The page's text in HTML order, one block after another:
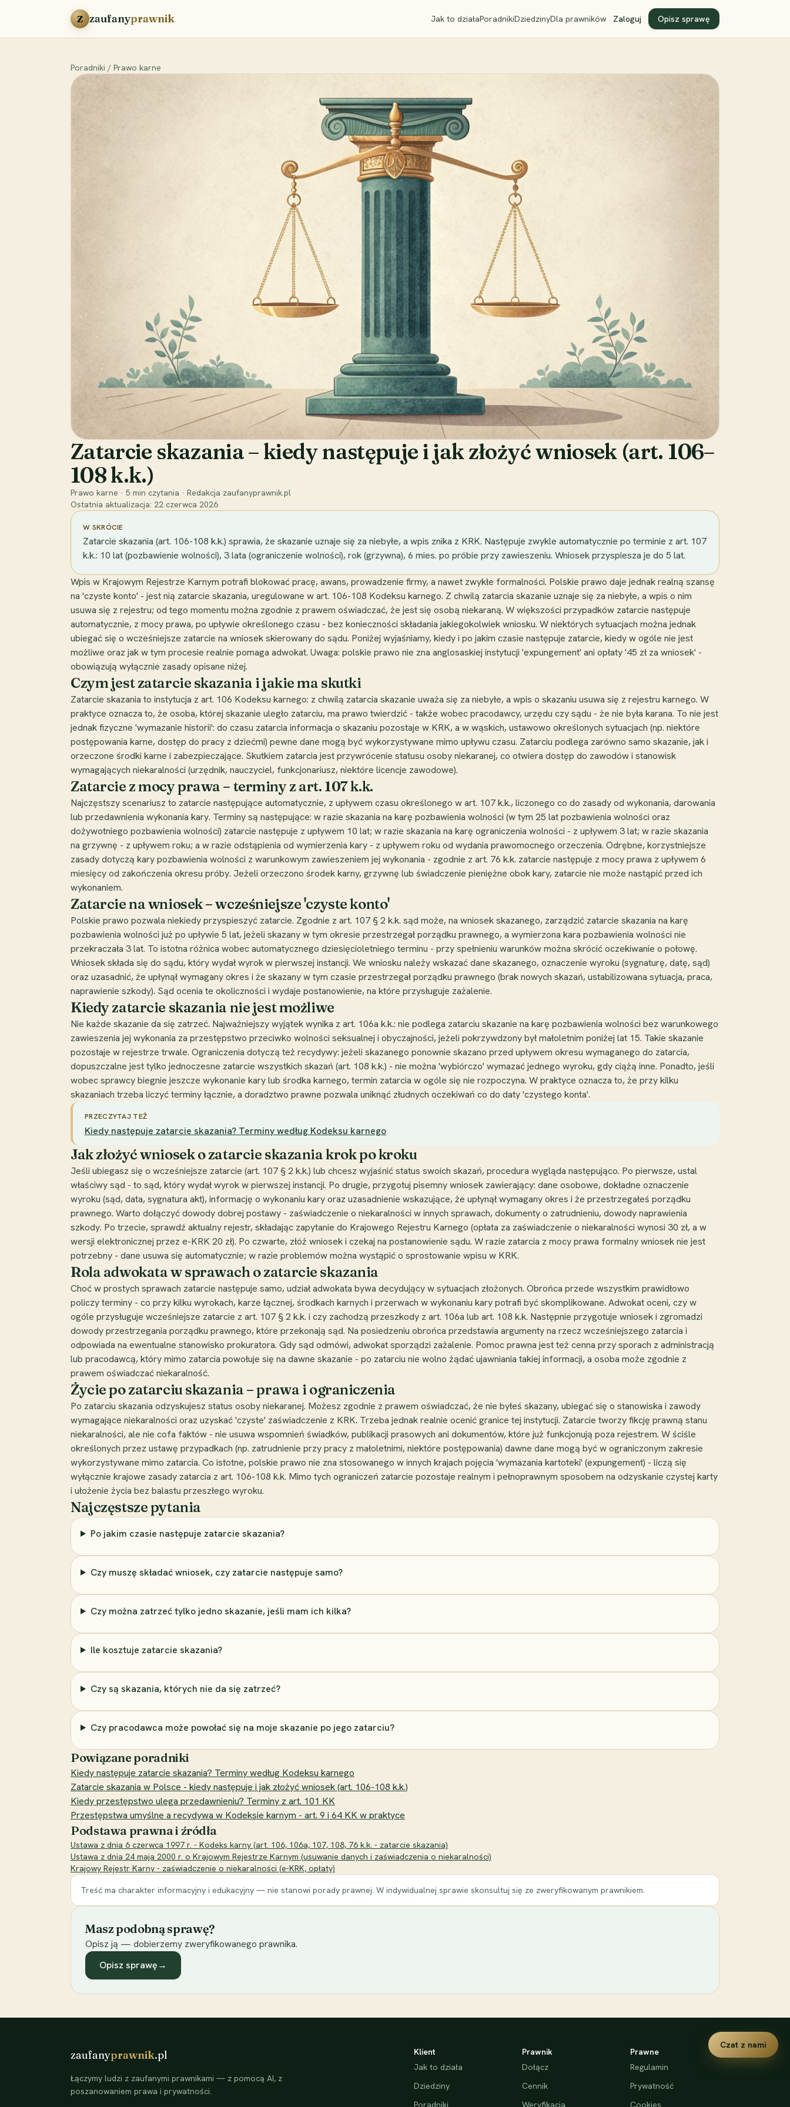
Przejdź do treści
Z zaufanyprawnik Jak to działaPoradnikiDziedzinyDla prawników Zaloguj Opisz sprawę
Poradniki / Prawo karne
Zatarcie skazania – kiedy następuje i jak złożyć wniosek (art. 106–
108 k.k.)
Prawo karne · 5 min czytania · Redakcja zaufanyprawnik.pl
Ostatnia aktualizacja: 22 czerwca 2026
W SKRÓCIE
Zatarcie skazania (art. 106-108 k.k.) sprawia, że skazanie uznaje się za niebyłe, a wpis znika z KRK. Następuje zwykle automatycznie po terminie z art. 107
k.k.: 10 lat (pozbawienie wolności), 3 lata (ograniczenie wolności), rok (grzywna), 6 mies. po próbie przy zawieszeniu. Wniosek przyspiesza je do 5 lat.
Wpis w Krajowym Rejestrze Karnym potrafi blokować pracę, awans, prowadzenie firmy, a nawet zwykłe formalności. Polskie prawo daje jednak realną szansę
na 'czyste konto' - jest nią zatarcie skazania, uregulowane w art. 106-108 Kodeksu karnego. Z chwilą zatarcia skazanie uznaje się za niebyłe, a wpis o nim
usuwa się z rejestru; od tego momentu można zgodnie z prawem oświadczać, że jest się osobą niekaraną. W większości przypadków zatarcie następuje
automatycznie, z mocy prawa, po upływie określonego czasu - bez konieczności składania jakiegokolwiek wniosku. W niektórych sytuacjach można jednak
ubiegać się o wcześniejsze zatarcie na wniosek skierowany do sądu. Poniżej wyjaśniamy, kiedy i po jakim czasie następuje zatarcie, kiedy w ogóle nie jest
możliwe oraz jak w tym procesie realnie pomaga adwokat. Uwaga: polskie prawo nie zna anglosaskiej instytucji 'expungement' ani opłaty '45 zł za wniosek' -
obowiązują wyłącznie zasady opisane niżej.
Czym jest zatarcie skazania i jakie ma skutki
Zatarcie skazania to instytucja z art. 106 Kodeksu karnego: z chwilą zatarcia skazanie uważa się za niebyłe, a wpis o skazaniu usuwa się z rejestru karnego. W
praktyce oznacza to, że osoba, której skazanie uległo zatarciu, ma prawo twierdzić - także wobec pracodawcy, urzędu czy sądu - że nie była karana. To nie jest
jednak fizyczne 'wymazanie historii': do czasu zatarcia informacja o skazaniu pozostaje w KRK, a w wąskich, ustawowo określonych sytuacjach (np. niektóre
postępowania karne, dostęp do pracy z dziećmi) pewne dane mogą być wykorzystywane mimo upływu czasu. Zatarciu podlega zarówno samo skazanie, jak i
orzeczone środki karne i zabezpieczające. Skutkiem zatarcia jest przywrócenie statusu osoby niekaranej, co otwiera dostęp do zawodów i stanowisk
wymagających niekaralności (urzędnik, nauczyciel, funkcjonariusz, niektóre licencje zawodowe).
Zatarcie z mocy prawa – terminy z art. 107 k.k.
Najczęstszy scenariusz to zatarcie następujące automatycznie, z upływem czasu określonego w art. 107 k.k., liczonego co do zasady od wykonania, darowania
lub przedawnienia wykonania kary. Terminy są następujące: w razie skazania na karę pozbawienia wolności (w tym 25 lat pozbawienia wolności oraz
dożywotniego pozbawienia wolności) zatarcie następuje z upływem 10 lat; w razie skazania na karę ograniczenia wolności - z upływem 3 lat; w razie skazania
na grzywnę - z upływem roku; a w razie odstąpienia od wymierzenia kary - z upływem roku od wydania prawomocnego orzeczenia. Odrębne, korzystniejsze
zasady dotyczą kary pozbawienia wolności z warunkowym zawieszeniem jej wykonania - zgodnie z art. 76 k.k. zatarcie następuje z mocy prawa z upływem 6
miesięcy od zakończenia okresu próby. Jeżeli orzeczono środek karny, grzywnę lub świadczenie pieniężne obok kary, zatarcie nie może nastąpić przed ich
wykonaniem.
Zatarcie na wniosek – wcześniejsze 'czyste konto'
Polskie prawo pozwala niekiedy przyspieszyć zatarcie. Zgodnie z art. 107 § 2 k.k. sąd może, na wniosek skazanego, zarządzić zatarcie skazania na karę
pozbawienia wolności już po upływie 5 lat, jeżeli skazany w tym okresie przestrzegał porządku prawnego, a wymierzona kara pozbawienia wolności nie
przekraczała 3 lat. To istotna różnica wobec automatycznego dziesięcioletniego terminu - przy spełnieniu warunków można skrócić oczekiwanie o połowę.
Wniosek składa się do sądu, który wydał wyrok w pierwszej instancji. We wniosku należy wskazać dane skazanego, oznaczenie wyroku (sygnaturę, datę, sąd)
oraz uzasadnić, że upłynął wymagany okres i że skazany w tym czasie przestrzegał porządku prawnego (brak nowych skazań, ustabilizowana sytuacja, praca,
naprawienie szkody). Sąd ocenia te okoliczności i wydaje postanowienie, na które przysługuje zażalenie.
Kiedy zatarcie skazania nie jest możliwe
Nie każde skazanie da się zatrzeć. Najważniejszy wyjątek wynika z art. 106a k.k.: nie podlega zatarciu skazanie na karę pozbawienia wolności bez warunkowego
zawieszenia jej wykonania za przestępstwo przeciwko wolności seksualnej i obyczajności, jeżeli pokrzywdzony był małoletnim poniżej lat 15. Takie skazanie
pozostaje w rejestrze trwale. Ograniczenia dotyczą też recydywy: jeżeli skazanego ponownie skazano przed upływem okresu wymaganego do zatarcia,
dopuszczalne jest tylko jednoczesne zatarcie wszystkich skazań (art. 108 k.k.) - nie można 'wybiórczo' wymazać jednego wyroku, gdy ciążą inne. Ponadto, jeśli
wobec sprawcy biegnie jeszcze wykonanie kary lub środka karnego, termin zatarcia w ogóle się nie rozpoczyna. W praktyce oznacza to, że przy kilku
skazaniach trzeba liczyć terminy łącznie, a doradztwo prawne pozwala uniknąć złudnych oczekiwań co do daty 'czystego konta'.
PRZECZYTAJ TEŻ
Kiedy następuje zatarcie skazania? Terminy według Kodeksu karnego
Jak złożyć wniosek o zatarcie skazania krok po kroku
Jeśli ubiegasz się o wcześniejsze zatarcie (art. 107 § 2 k.k.) lub chcesz wyjaśnić status swoich skazań, procedura wygląda następująco. Po pierwsze, ustal
właściwy sąd - to sąd, który wydał wyrok w pierwszej instancji. Po drugie, przygotuj pisemny wniosek zawierający: dane osobowe, dokładne oznaczenie
wyroku (sąd, data, sygnatura akt), informację o wykonaniu kary oraz uzasadnienie wskazujące, że upłynął wymagany okres i że przestrzegałeś porządku
prawnego. Warto dołączyć dowody dobrej postawy - zaświadczenie o niekaralności w innych sprawach, dokumenty o zatrudnieniu, dowody naprawienia
szkody. Po trzecie, sprawdź aktualny rejestr, składając zapytanie do Krajowego Rejestru Karnego (opłata za zaświadczenie o niekaralności wynosi 30 zł, a w
wersji elektronicznej przez e-KRK 20 zł). Po czwarte, złóż wniosek i czekaj na postanowienie sądu. W razie zatarcia z mocy prawa formalny wniosek nie jest
potrzebny - dane usuwa się automatycznie; w razie problemów można wystąpić o sprostowanie wpisu w KRK.
Rola adwokata w sprawach o zatarcie skazania
Choć w prostych sprawach zatarcie następuje samo, udział adwokata bywa decydujący w sytuacjach złożonych. Obrońca przede wszystkim prawidłowo
policzy terminy - co przy kilku wyrokach, karze łącznej, środkach karnych i przerwach w wykonaniu kary potrafi być skomplikowane. Adwokat oceni, czy w
ogóle przysługuje wcześniejsze zatarcie z art. 107 § 2 k.k. i czy zachodzą przeszkody z art. 106a lub art. 108 k.k. Następnie przygotuje wniosek i zgromadzi
dowody przestrzegania porządku prawnego, które przekonają sąd. Na posiedzeniu obrońca przedstawia argumenty na rzecz wcześniejszego zatarcia i
odpowiada na ewentualne stanowisko prokuratora. Gdy sąd odmówi, adwokat sporządzi zażalenie. Pomoc prawna jest też cenna przy sporach z administracją
lub pracodawcą, który mimo zatarcia powołuje się na dawne skazanie - po zatarciu nie wolno żądać ujawniania takiej informacji, a osoba może zgodnie z
prawem oświadczać niekaralność.
Życie po zatarciu skazania – prawa i ograniczenia
Po zatarciu skazania odzyskujesz status osoby niekaranej. Możesz zgodnie z prawem oświadczać, że nie byłeś skazany, ubiegać się o stanowiska i zawody
wymagające niekaralności oraz uzyskać 'czyste' zaświadczenie z KRK. Trzeba jednak realnie ocenić granice tej instytucji. Zatarcie tworzy fikcję prawną stanu
niekaralności, ale nie cofa faktów - nie usuwa wspomnień świadków, publikacji prasowych ani dokumentów, które już funkcjonują poza rejestrem. W ściśle
określonych przez ustawę przypadkach (np. zatrudnienie przy pracy z małoletnimi, niektóre postępowania) dawne dane mogą być w ograniczonym zakresie
wykorzystywane mimo zatarcia. Co istotne, polskie prawo nie zna stosowanego w innych krajach pojęcia 'wymazania kartoteki' (expungement) - liczą się
wyłącznie krajowe zasady zatarcia z art. 106-108 k.k. Mimo tych ograniczeń zatarcie pozostaje realnym i pełnoprawnym sposobem na odzyskanie czystej karty
i ułożenie życia bez balastu przeszłego wyroku.
Najczęstsze pytania
Po jakim czasie następuje zatarcie skazania?
Czy muszę składać wniosek, czy zatarcie następuje samo?
Czy można zatrzeć tylko jedno skazanie, jeśli mam ich kilka?
Ile kosztuje zatarcie skazania?
Czy są skazania, których nie da się zatrzeć?
Czy pracodawca może powołać się na moje skazanie po jego zatarciu?
Powiązane poradniki
Kiedy następuje zatarcie skazania? Terminy według Kodeksu karnego
Zatarcie skazania w Polsce - kiedy następuje i jak złożyć wniosek (art. 106-108 k.k.)
Kiedy przestępstwo ulega przedawnieniu? Terminy z art. 101 KK
Przestępstwa umyślne a recydywa w Kodeksie karnym - art. 9 i 64 KK w praktyce
Podstawa prawna i źródła
Ustawa z dnia 6 czerwca 1997 r. - Kodeks karny (art. 106, 106a, 107, 108, 76 k.k. - zatarcie skazania)
Ustawa z dnia 24 maja 2000 r. o Krajowym Rejestrze Karnym (usuwanie danych i zaświadczenia o niekaralności)
Krajowy Rejestr Karny - zaświadczenie o niekaralności (e-KRK, opłaty)
Treść ma charakter informacyjny i edukacyjny — nie stanowi porady prawnej. W indywidualnej sprawie skonsultuj się ze zweryfikowanym prawnikiem.
Masz podobną sprawę?
Opisz ją — dobierzemy zweryfikowanego prawnika.
Opisz sprawę→
zaufanyprawnik.pl
Łączymy ludzi z zaufanymi prawnikami — z pomocą AI, z
poszanowaniem prawa i prywatności.
Klient
Jak to działa
Dziedziny
Poradniki
Prawnik
Dołącz
Cennik
Weryfikacja
Prawne
Regulamin
Prywatność
Cookies
Czat z nami